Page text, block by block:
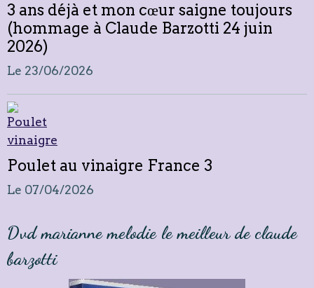
3 ans déjà et mon cœur saigne toujours
(hommage à Claude Barzotti 24 juin
2026)
Le 23/06/2026
Poulet au vinaigre France 3
Le 07/04/2026
Dvd marianne melodie le meilleur de claude
barzotti